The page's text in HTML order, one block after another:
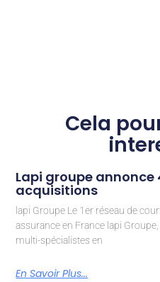
Cela
Lapi groupe annonce
acquisitions
lapi Groupe Le 1er réseau de
assurance en France lapi
multi-spécialistes en
En Savoir Plus...